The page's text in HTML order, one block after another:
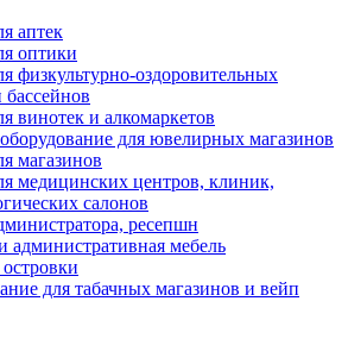
аптек
оптики
физкультурно-оздоровительных
винотек и алкомаркетов
для ювелирных магазинов
магазинов
медицинских центров, клиник,
салонов
ресепшн
административная мебель
для табачных магазинов и вейп